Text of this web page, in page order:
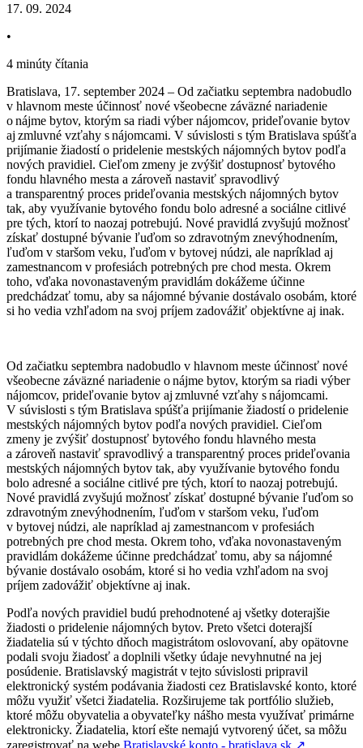
17. 09. 2024
•
4 minúty čítania
Bratislava, 17. september 2024 – Od začiatku septembra nadobudlo
v hlavnom meste účinnosť nové všeobecne záväzné nariadenie
o nájme bytov, ktorým sa riadi výber nájomcov, prideľovanie bytov
aj zmluvné vzťahy s nájomcami. V súvislosti s tým Bratislava spúšťa
prijímanie žiadostí o pridelenie mestských nájomných bytov podľa
nových pravidiel. Cieľom zmeny je zvýšiť dostupnosť bytového
fondu hlavného mesta a zároveň nastaviť spravodlivý
a transparentný proces prideľovania mestských nájomných bytov
tak, aby využívanie bytového fondu bolo adresné a sociálne citlivé
pre tých, ktorí to naozaj potrebujú. Nové pravidlá zvyšujú možnosť
získať dostupné bývanie ľuďom so zdravotným znevýhodnením,
ľuďom v staršom veku, ľuďom v bytovej núdzi, ale napríklad aj
zamestnancom v profesiách potrebných pre chod mesta. Okrem
toho, vďaka novonastaveným pravidlám dokážeme účinne
predchádzať tomu, aby sa nájomné bývanie dostávalo osobám, ktoré
si ho vedia vzhľadom na svoj príjem zadovážiť objektívne aj inak.
Od začiatku septembra nadobudlo v hlavnom meste účinnosť nové
všeobecne záväzné nariadenie o nájme bytov, ktorým sa riadi výber
nájomcov, prideľovanie bytov aj zmluvné vzťahy s nájomcami.
V súvislosti s tým Bratislava spúšťa prijímanie žiadostí o pridelenie
mestských nájomných bytov podľa nových pravidiel. Cieľom
zmeny je zvýšiť dostupnosť bytového fondu hlavného mesta
a zároveň nastaviť spravodlivý a transparentný proces prideľovania
mestských nájomných bytov tak, aby využívanie bytového fondu
bolo adresné a sociálne citlivé pre tých, ktorí to naozaj potrebujú.
Nové pravidlá zvyšujú možnosť získať dostupné bývanie ľuďom so
zdravotným znevýhodnením, ľuďom v staršom veku, ľuďom
v bytovej núdzi, ale napríklad aj zamestnancom v profesiách
potrebných pre chod mesta. Okrem toho, vďaka novonastaveným
pravidlám dokážeme účinne predchádzať tomu, aby sa nájomné
bývanie dostávalo osobám, ktoré si ho vedia vzhľadom na svoj
príjem zadovážiť objektívne aj inak.
Podľa nových pravidiel budú prehodnotené aj všetky doterajšie
žiadosti o pridelenie nájomných bytov. Preto všetci doterajší
žiadatelia sú v týchto dňoch magistrátom oslovovaní, aby opätovne
podali svoju žiadosť a doplnili všetky údaje nevyhnutné na jej
posúdenie. Bratislavský magistrát v tejto súvislosti pripravil
elektronický systém podávania žiadosti cez Bratislavské konto, ktoré
môžu využiť všetci žiadatelia. Rozširujeme tak portfólio služieb,
ktoré môžu obyvatelia a obyvateľky nášho mesta využívať primárne
elektronicky. Žiadatelia, ktorí ešte nemajú vytvorený účet, sa môžu
zaregistrovať na webe Bratislavské konto - bratislava.sk ↗︎